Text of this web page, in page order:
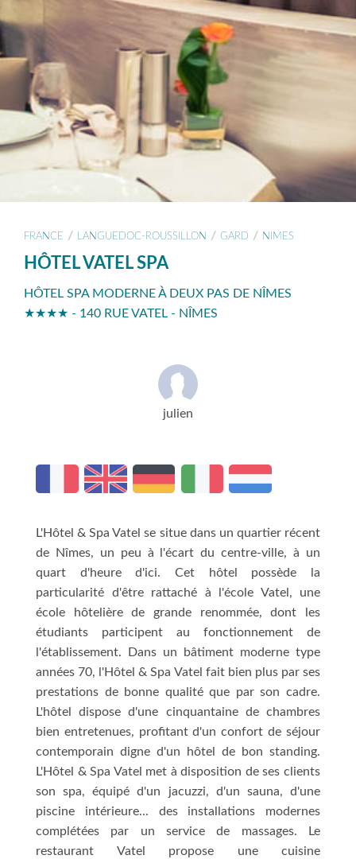
FRANCE / LANGUEDOC-ROUSSILLON / GARD / NIMES
HÔTEL VATEL SPA
HÔTEL SPA MODERNE À DEUX PAS DE NÎMES
★★★★ - 140 RUE VATEL - NÎMES
julien
L'Hôtel & Spa Vatel se situe dans un quartier récent
de Nîmes, un peu à l'écart du centre-ville, à un
quart d'heure d'ici. Cet hôtel possède la
particularité d'être rattaché à l'école Vatel, une
école hôtelière de grande renommée, dont les
étudiants participent au fonctionnement de
l'établissement. Dans un bâtiment moderne type
années 70, l'Hôtel & Spa Vatel fait bien plus par ses
prestations de bonne qualité que par son cadre.
L'hôtel dispose d'une cinquantaine de chambres
bien entretenues, profitant d'un confort de séjour
contemporain digne d'un hôtel de bon standing.
L'Hôtel & Spa Vatel met à disposition de ses clients
son spa, équipé d'un jacuzzi, d'un sauna, d'une
piscine intérieure... des installations modernes
complétées par un service de massages. Le
restaurant Vatel propose une cuisine